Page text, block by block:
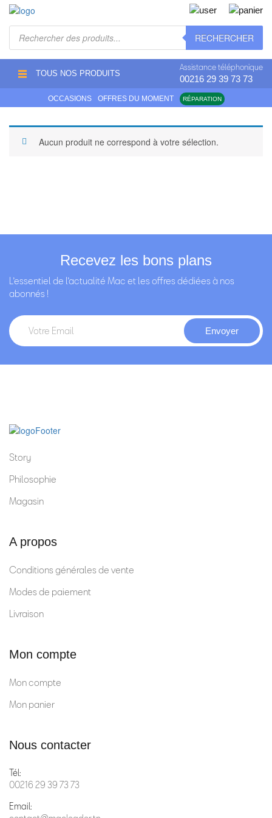
Recherche
produits
RECHERCHER
TOUS NOS PRODUITS
Assistance téléphonique
00216 29 39 73 73
OCCASIONS OFFRES DU MOMENT RÉPARATION
Aucun produit ne correspond à votre sélection.
Recevez les bons plans
L’essentiel de l’actualité Mac et les offres dédiées à nos
abonnés !
Story
Philosophie
Magasin
A propos
Conditions générales de vente
Modes de paiement
Livraison
Mon compte
Mon compte
Mon panier
Nous contacter
Tél:
00216 29 39 73 73
Email: